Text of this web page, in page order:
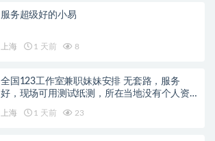
服务超级好的小易
上海 1 天前 8
全国123工作室兼职妹妹安排 无套路，服务
好，现场可用测试纸测，所在当地没有个人资
上海 1 天前 23